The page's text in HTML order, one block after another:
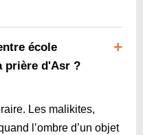
école
prière d'Asr ?
Les malikites,
l’ombre d’un objet